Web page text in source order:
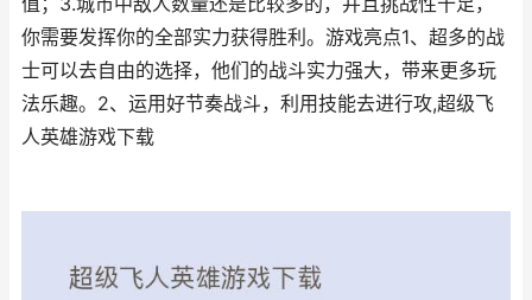
你需要发挥你的全部实力获得胜利。游戏亮点1、超多的战
士可以去自由的选择，他们的战斗实力强大，带来更多玩
法乐趣。2、运用好节奏战斗，利用技能去进行攻,超级飞
人英雄游戏下载